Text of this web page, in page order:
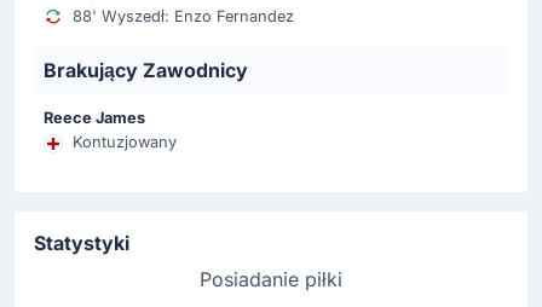
Gol na 0-1 po strzale Matheus Cunha. Manchester
Świetna gra Bruno Fernandes, który asystuje przy
golu.
39'
Jorrel Hato
Jorrel Hato (Chelsea) dostaje żółtą kartkę. Arbiter
88' Wyszedł: Enzo Fernandez
Brakujący Zawodnicy
Reece James
Kontuzjowany
Statystyki
Posiadanie piłki